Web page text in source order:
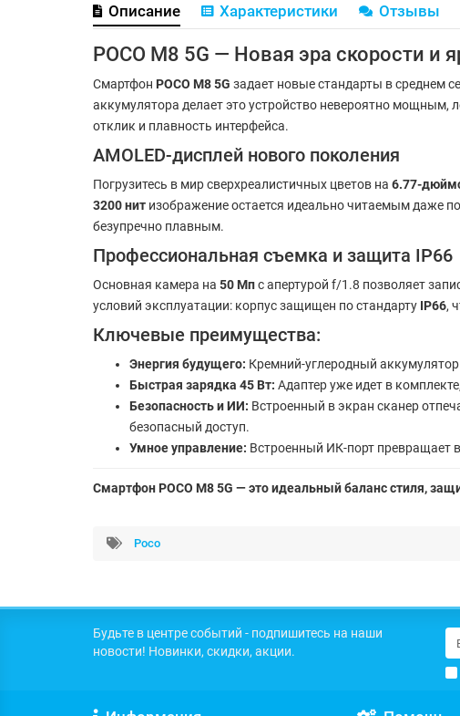
Описание Характеристики Отзывы
POCO M8 5G — Новая эра скорости и
Смартфон POCO M8 5G задает новые стандарты в среднем
аккумулятора делает это устройство невероятно мощным,
отклик и плавность интерфейса.
AMOLED-дисплей нового поколения
Погрузитесь в мир сверхреалистичных цветов на 6.77-
3200 нит изображение остается идеально читаемым даже
безупречно плавным.
Профессиональная съемка и защита IP66
Основная камера на 50 Мпс апертурой f/1.8 позволяет
условий эксплуатации: корпус защищен по стандарту IP66,
Ключевые преимущества:
Энергия будущего: Кремний-углеродный
Быстрая зарядка 45 Вт: Адаптер уже идет в
Безопасность и ИИ: Встроенный в экран сканер
безопасный доступ.
Умное управление: Встроенный ИК-порт превращает
Смартфон POCO M8 5G — это идеальный баланс стиля,
Poco
Будьте в центре событий - подпишитесь на наши
новости! Новинки, скидки, акции.